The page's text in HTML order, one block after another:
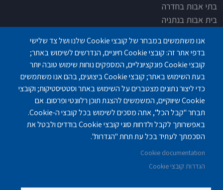
בתי אבות בחדרה
בית אבות בנתניה
בית אבות בפתח תקוה
בית בלב כפר סבא
בית אבות בחיפה
פנחס לבון 18 ,לב יסמין, קומה-2, נתניה
077-5420695
אנו משתמשים במבחר של קובצי Cookie שלנו ושל צד שלישי
בדפי אתר זה: קובצי Cookie חיוניים, הנדרשים לשימוש באתר;
קובצי Cookie פונקציונליים, המספקים נוחות שימוש טובה יותר
בעת השימוש באתר; קובצי Cookie ביצועים, בהם אנו משתמשים
כדי ליצור נתונים מצטברים על השימוש באתר וסטטיסטיקות; וקובצי
Cookie שיווקיים, המשמשים להצגת תוכן רלוונטי ופרסום. אם
תבחר "קבל הכל", אתה מסכים לשימוש בכל קובצי ה-Cookie.
באפשרותך לקבל ולדחות סוגי קובצי Cookie בודדים ולבטל את
הסכמתך לעתיד בכל עת תחת "הגדרות".
Cookie documentation
הגדרות קובצי Cookie